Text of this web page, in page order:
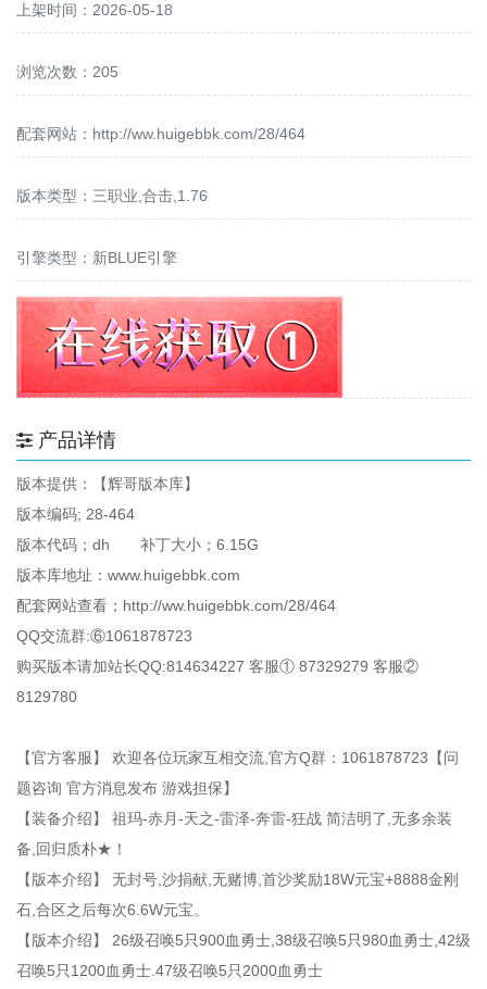
上架时间：2026-05-18
浏览次数：205
配套网站： http://ww.huigebbk.com/28/464
版本类型：三职业,合击,1.76
引擎类型：新BLUE引擎
产品详情
版本提供：【辉哥版本库】
版本编码; 28-464
版本代码；dh 补丁大小；6.15G
版本库地址：www.huigebbk.com
配套网站查看；http://ww.huigebbk.com/28/464
QQ交流群:⑥1061878723
购买版本请加站长QQ:814634227 客服① 87329279 客服②
8129780
【官方客服】 欢迎各位玩家互相交流,官方Q群：1061878723【问
题咨询 官方消息发布 游戏担保】
【装备介绍】 祖玛-赤月-天之-雷泽-奔雷-狂战 简洁明了,无多余装
备,回归质朴★！
【版本介绍】 无封号,沙捐献,无赌博,首沙奖励18W元宝+8888金刚
石,合区之后每次6.6W元宝。
【版本介绍】 26级召唤5只900血勇士,38级召唤5只980血勇士,42级
召唤5只1200血勇士.47级召唤5只2000血勇士